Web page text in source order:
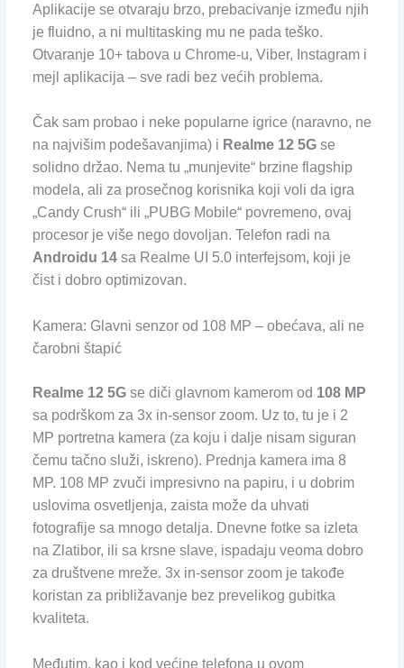
Aplikacije se otvaraju brzo, prebacivanje između njih
je fluidno, a ni multitasking mu ne pada teško.
Otvaranje 10+ tabova u Chrome-u, Viber, Instagram i
mejl aplikacija – sve radi bez većih problema.
Čak sam probao i neke popularne igrice (naravno, ne
na najvišim podešavanjima) i Realme 12 5Gse
solidno držao. Nema tu „munjevite“ brzine flagship
modela, ali za prosečnog korisnika koji voli da igra
„Candy Crush“ ili „PUBG Mobile“ povremeno, ovaj
procesor je više nego dovoljan. Telefon radi na
Androidu 14sa Realme UI 5.0 interfejsom, koji je
čist i dobro optimizovan.
Kamera: Glavni senzor od 108 MP – obećava, ali ne
čarobni štapić
Realme 12 5Gse diči glavnom kamerom od 108 MP
sa podrškom za 3x in-sensor zoom. Uz to, tu je i 2
MP portretna kamera (za koju i dalje nisam siguran
čemu tačno služi, iskreno). Prednja kamera ima 8
MP. 108 MP zvuči impresivno na papiru, i u dobrim
uslovima osvetljenja, zaista može da uhvati
fotografije sa mnogo detalja. Dnevne fotke sa izleta
na Zlatibor, ili sa krsne slave, ispadaju veoma dobro
za društvene mreže. 3x in-sensor zoom je takođe
koristan za približavanje bez prevelikog gubitka
kvaliteta.
Međutim, kao i kod većine telefona u ovom